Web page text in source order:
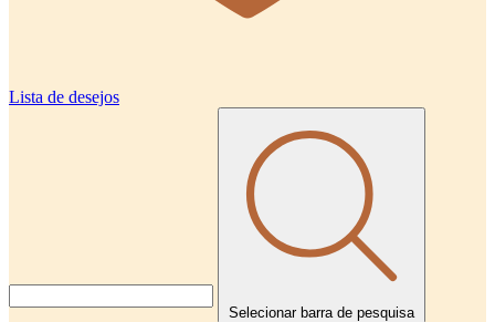
Lista de desejos
Selecionar barra de pesquisa